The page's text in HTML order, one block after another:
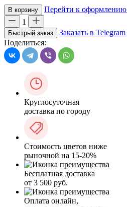
В корзину Перейти к оформлению
1
Быстрый заказ Заказать в Telegram
Поделиться:
Круглосуточная
доставка по городу
Стоимость цветов ниже
рыночной на 15-20%
Бесплатная доставка
от 3 500 руб.
Оплата онлайн,